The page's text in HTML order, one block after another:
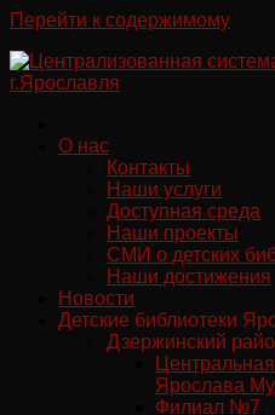
Перейти к содержимому
О нас
Контакты
Наши услуги
Доступная среда
Наши проекты
СМИ о детских
Наши достижения
Новости
Детские библиотеки
Дзержинский
Ярослава
Филиал №7